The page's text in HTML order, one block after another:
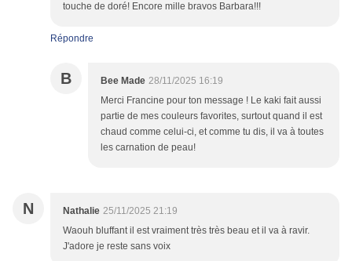
touche de doré! Encore mille bravos Barbara!!!
Répondre
B Bee Made 28/11/2025 16:19
Merci Francine pour ton message ! Le kaki fait aussi
partie de mes couleurs favorites, surtout quand il est
chaud comme celui-ci, et comme tu dis, il va à toutes
les carnation de peau!
N Nathalie 25/11/2025 21:19
Waouh bluffant il est vraiment très très beau et il va à ravir.
J'adore je reste sans voix